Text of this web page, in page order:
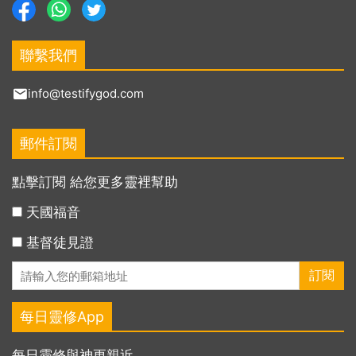
聯繫我們
info@testifygod.com
郵件訂閱
點擊訂閱 給您更多靈裡幫助
天國福音
基督徒見證
每日靈修App